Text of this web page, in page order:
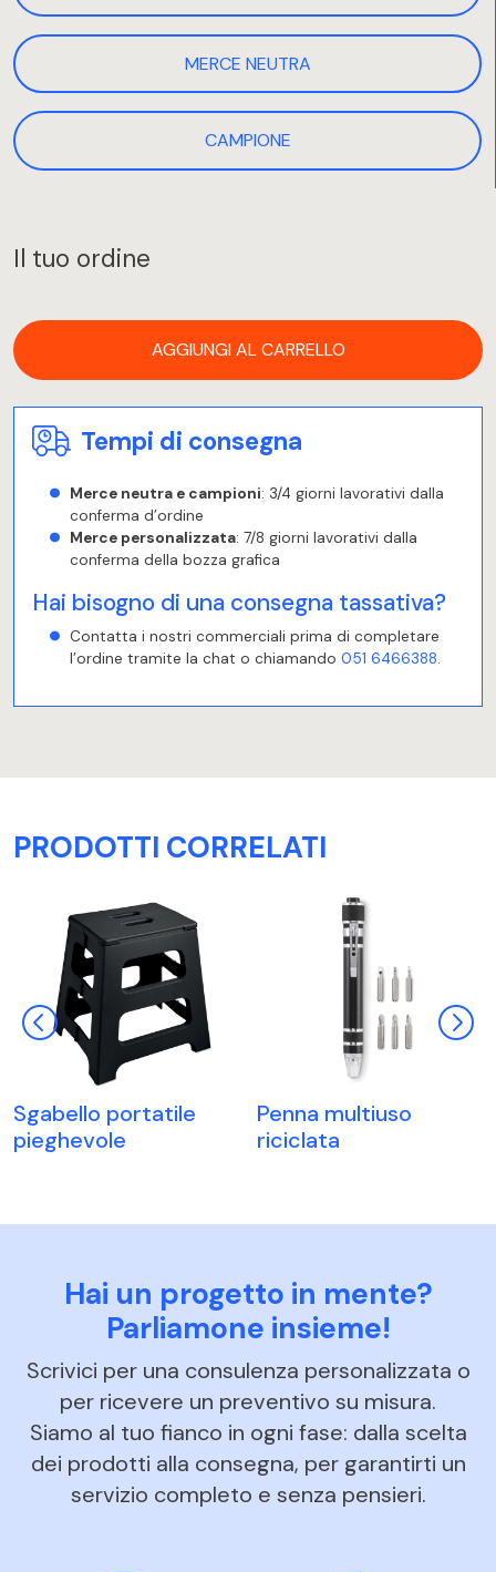
MERCE NEUTRA
CAMPIONE
Il tuo ordine
AGGIUNGI AL CARRELLO
Tempi di consegna
Merce neutra e campioni: 3/4 giorni lavorativi dalla
conferma d’ordine
Merce personalizzata: 7/8 giorni lavorativi dalla
conferma della bozza grafica
Hai bisogno di una consegna tassativa?
Contatta i nostri commerciali prima di completare
l’ordine tramite la chat o chiamando 051 6466388.
PRODOTTI CORRELATI
Sgabello portatile
pieghevole
Penna multiuso
riciclata
Hai un progetto in mente?
Parliamone insieme!
Scrivici per una consulenza personalizzata o
per ricevere un preventivo su misura.
Siamo al tuo fianco in ogni fase: dalla scelta
dei prodotti alla consegna, per garantirti un
servizio completo e senza pensieri.